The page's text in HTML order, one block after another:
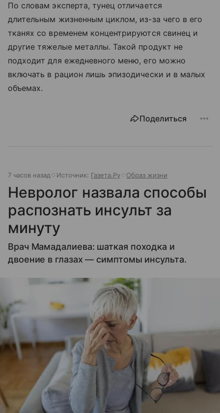
По словам эксперта, тунец отличается
длительным жизненным циклом, из-за чего в его
тканях со временем концентрируются свинец и
другие тяжелые металлы. Такой продукт не
подходит для ежедневного меню, его можно
включать в рацион лишь эпизодически и в малых
объемах.
Поделиться
7 часов назад Источник: Газета.Ру Образ жизни
Невролог назвала способы
распознать инсульт за
минуту
Врач Мамадалиева: шаткая походка и
двоение в глазах — симптомы инсульта.